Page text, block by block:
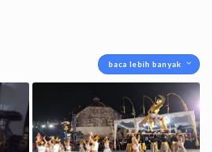
baca lebih banyak